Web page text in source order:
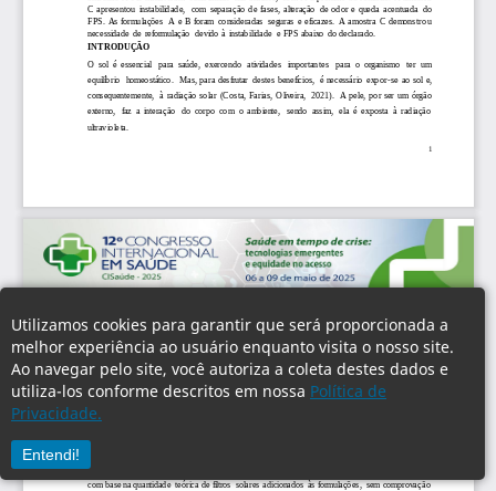
Utilizamos cookies para garantir que será proporcionada a
melhor experiência ao usuário enquanto visita o nosso site.
Ao navegar pelo site, você autoriza a coleta destes dados e
utiliza-los conforme descritos em nossa Política de
Privacidade.
Entendi!